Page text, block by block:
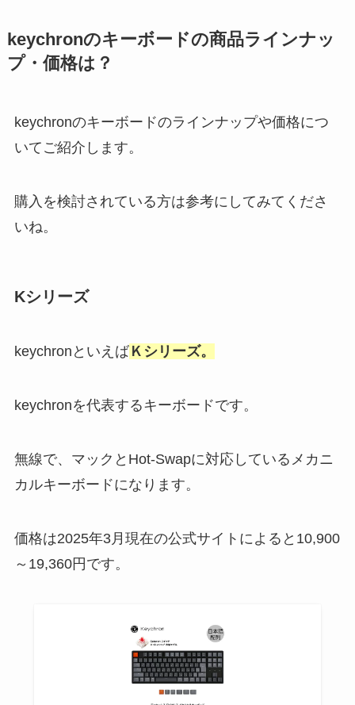
keychronのキーボードの商品ラインナッ
プ・価格は？
keychronのキーボードのラインナップや価格につ
いてご紹介します。
購入を検討されている方は参考にしてみてくださ
いね。
Kシリーズ
keychronといえばＫシリーズ。
keychronを代表するキーボードです。
無線で、マックとHot-Swapに対応しているメカニ
カルキーボードになります。
価格は2025年3月現在の公式サイトによると10,900
～19,360円です。